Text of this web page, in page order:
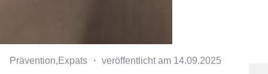
Prävention,Expats ・ veröffentlicht am 14.09.2025